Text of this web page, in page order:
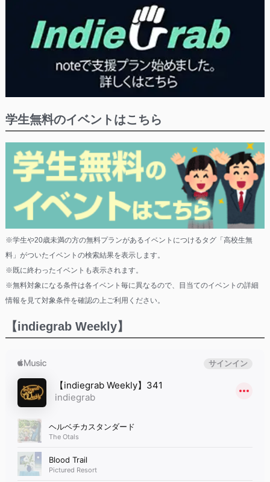
学生無料のイベントはこちら
※学生や20歳未満の方の無料プランがあるイベントにつけるタグ「高校生無
料」がついたイベントの検索結果を表示します。
※既に終わったイベントも表示されます。
※無料対象になる条件は各イベント毎に異なるので、目当てのイベントの詳細
情報を見て対象条件を確認の上ご利用ください。
【indiegrab Weekly】